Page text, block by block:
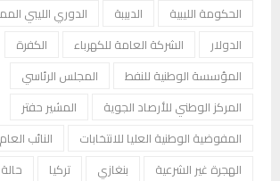
الحكومة الليبية
الدبيبة
الدوري الليبي
الدولار
الشركة العامة للكهرباء
الكفرة
المؤسسة الوطنية للنفط
المجلس الرئاسي
المركز الوطني للأرصاد الجوية
المشير حفتر
المفوضية الوطنية العليا للانتخابات
النائب العام
الهجرة غير الشرعية
بنغازي تركيا